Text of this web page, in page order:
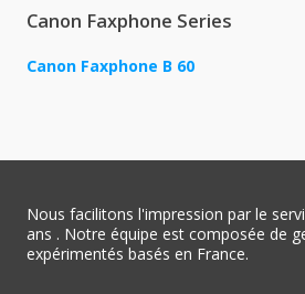
Canon Faxphone Series
Canon Faxphone B 60
Nous facilitons l'impression par le
ans . Notre équipe est composée de
expérimentés basés en France.